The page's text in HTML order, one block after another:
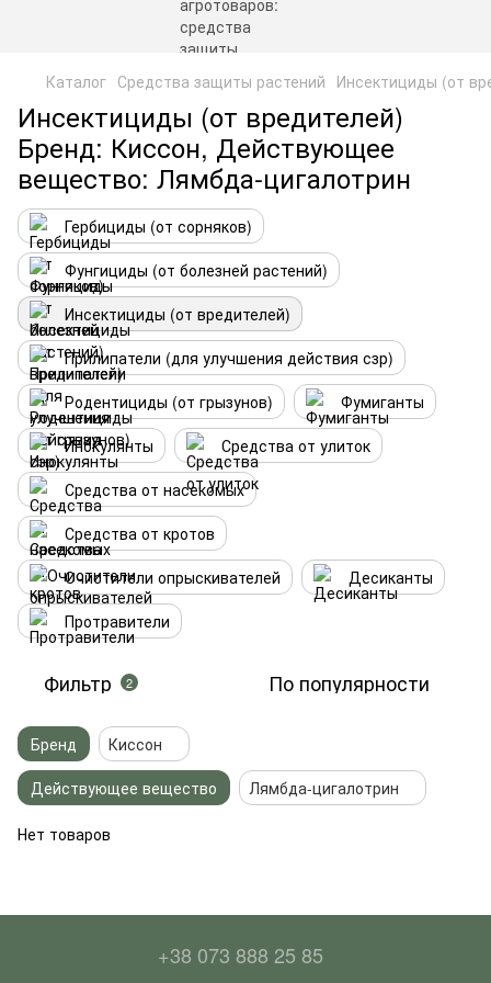
Каталог Средства защиты растений Инсектициды (от
Инсектициды (от вредителей)
Бренд: Киссон, Действующее
вещество: Лямбда-цигалотрин
Гербициды (от сорняков)
Фунгициды (от болезней растений)
Инсектициды (от вредителей)
Прилипатели (для улучшения действия сзр)
Родентициды (от грызунов)
Фумиганты
Инокулянты
Средства от улиток
Средства от насекомых
Средства от кротов
Очистители опрыскивателей
Десиканты
Протравители
Фильтр 2 По популярности
Бренд
Киссон
Действующее вещество
Лямбда-цигалотрин
Нет товаров
+38 073 888 25 85